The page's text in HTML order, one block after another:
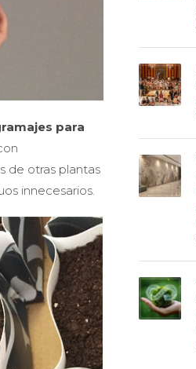
para
de otras plantas
innecesarios.